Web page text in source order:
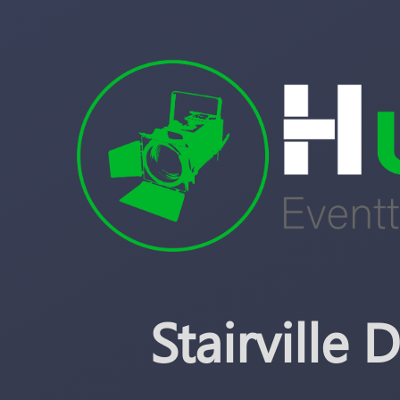
Stairville